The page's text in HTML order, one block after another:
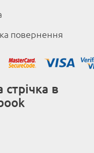
повернення
в